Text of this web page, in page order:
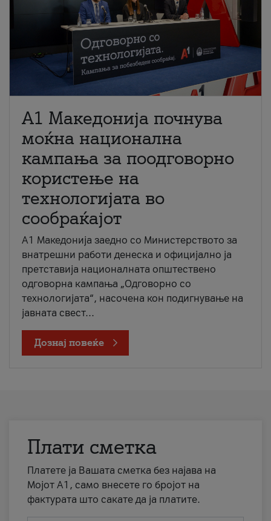
A1 Македонија почнува
моќна национална
кампања за поодговорно
користење на
технологијата во
сообраќајот
A1 Македонија заедно со Министерството за
внатрешни работи денеска и официјално ја
претставија националната општествено
одговорна кампања „Одговорно со
технологијата“, насочена кон подигнување на
јавната свест...
Дознај повеќе
Плати сметка
Платете ја Вашата сметка без најава на
Мојот А1, само внесете го бројот на
фактурата што сакате да ја платите.